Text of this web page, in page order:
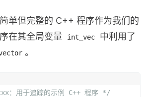
单但完整的 C++ 程序作为我们的
在其全局变量
int_vec
中利用了
。
用于追踪的示例 C++ 程序 */